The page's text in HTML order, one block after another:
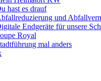
hast es drauf
und
Endgeräte für unsere
Royal
mal anders